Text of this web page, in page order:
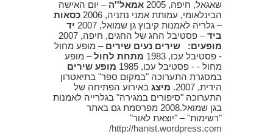
שאגאל, חיפה, 2005
אמאל''ה – יום האישה
הבינלאומי, עמותת אמני נתניה, 2006
כסאות
– גלריה לאמנות קיבוץ גן שמואל, 2007
יד
ביד– פסטיבל החג של החגים, חיפה, 2007
מופעים:
שירים נעים שירים – מופע מחול
- פסטיבל עכו, 1983
מתחת לחול– מופע
מחול - - פסטיבל עכו, 1985
מופע שירים
במסגרת התערוכה "במקום ספר" בתיאטרון
הידית, 2007.
מיצג באירוע הפתיחה של
התערוכה "סיפורים במגירה" בגלרייה לאמנות
בגן שמואל.2008 מפרסמת גם באתר
"רשימות" – "יוצאת לאור"
http://hanist.wordpress.com/